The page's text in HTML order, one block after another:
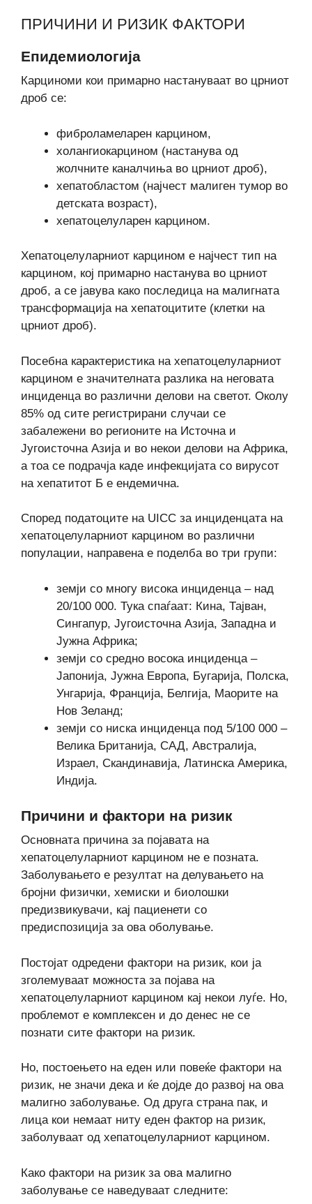
ПРИЧИНИ И РИЗИК ФАКТОРИ
Епидемиологија
Карциноми кои примарно настануваат во црниот
дроб се:
фиброламеларен карцином,
холангиокарцином (настанува од
жолчните каналчиња во црниот дроб),
хепатобластом (најчест малиген тумор во
детската возраст),
хепатоцелуларен карцином.
Хепатоцелуларниот карцином е најчест тип на
карцином, кој примарно настанува во црниот
дроб, а се јавува како последица на малигната
трансформација на хепатоцитите (клетки на
црниот дроб).
Посебна карактеристика на хепатоцелуларниот
карцином е значителната разлика на неговата
инциденца во различни делови на светот. Околу
85% од сите регистрирани случаи се
забалежени во регионите на Источна и
Југоисточна Азија и во некои делови на Африка,
а тоа се подрачја каде инфекцијата со вирусот
на хепатитот Б е ендемична.
Според податоците на UICC за инциденцата на
хепатоцелуларниот карцином во различни
популации, направена е поделба во три групи:
земји со многу висока инциденца – над
20/100 000. Тука спаѓаат: Кина, Тајван,
Сингапур, Југоисточна Азија, Западна и
Јужна Африка;
земји со средно восока инциденца –
Јапонија, Јужна Европа, Бугарија, Полска,
Унгарија, Франција, Белгија, Маорите на
Нов Зеланд;
земји со ниска инциденца под 5/100 000 –
Велика Британија, САД, Австралија,
Израел, Скандинавија, Латинска Америка,
Индија.
Причини и фактори на ризик
Основната причина за појавата на
хепатоцелуларниот карцином не е позната.
Заболувањето е резултат на делувањето на
бројни физички, хемиски и биолошки
предизвикувачи, кај пациенети со
предиспозиција за ова оболување.
Постојат одредени фактори на ризик, кои ја
зголемуваат можноста за појава на
хепатоцелуларниот карцином кај некои луѓе. Но,
проблемот е комплексен и до денес не се
познати сите фактори на ризик.
Но, постоењето на еден или повеќе фактори на
ризик, не значи дека и ќе дојде до развој на ова
малигно заболување. Од друга страна пак, и
лица кои немаат ниту еден фактор на ризик,
заболуваат од хепатоцелуларниот карцином.
Како фактори на ризик за ова малигно
заболување се наведуваат следните: